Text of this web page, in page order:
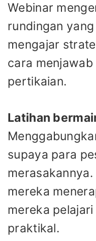
Webinar
rundingan
mengajar
cara
pertikaian.
Latihan
supaya para
mereka
mereka
praktikal.